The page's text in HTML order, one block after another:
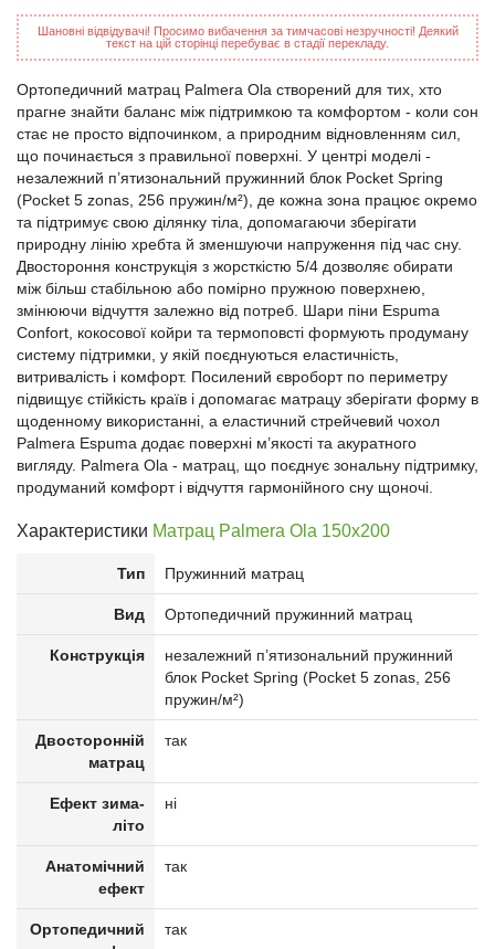
Шановні відвідувачі! Просимо вибачення за тимчасові незручності! Деякий
текст на цій сторінці перебуває в стадії перекладу.
Ортопедичний матрац Palmera Ola створений для тих, хто
прагне знайти баланс між підтримкою та комфортом - коли сон
стає не просто відпочинком, а природним відновленням сил,
що починається з правильної поверхні. У центрі моделі -
незалежний п’ятизональний пружинний блок Pocket Spring
(Pocket 5 zonas, 256 пружин/м²), де кожна зона працює окремо
та підтримує свою ділянку тіла, допомагаючи зберігати
природну лінію хребта й зменшуючи напруження під час сну.
Двостороння конструкція з жорсткістю 5/4 дозволяє обирати
між більш стабільною або помірно пружною поверхнею,
змінюючи відчуття залежно від потреб. Шари піни Espuma
Confort, кокосової койри та термоповсті формують продуману
систему підтримки, у якій поєднуються еластичність,
витривалість і комфорт. Посилений євроборт по периметру
підвищує стійкість країв і допомагає матрацу зберігати форму в
щоденному використанні, а еластичний стрейчевий чохол
Palmera Espuma додає поверхні м’якості та акуратного
вигляду. Palmera Ola - матрац, що поєднує зональну підтримку,
продуманий комфорт і відчуття гармонійного сну щоночі.
Характеристики Матрац Palmera Ola 150x200
Тип Пружинний матрац
Вид Ортопедичний пружинний матрац
Конструкція
незалежний п’ятизональний пружинний
блок Pocket Spring (Pocket 5 zonas, 256
пружин/м²)
Двосторонній
матрац
так
Ефект зима-
літо
ні
Анатомічний
ефект
так
Ортопедичний
так